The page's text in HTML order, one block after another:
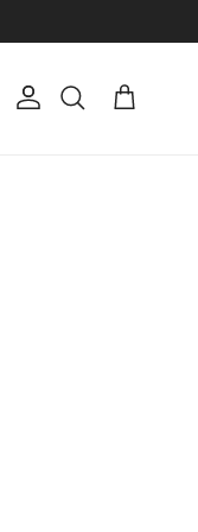
Cuenta Buscar Carrito